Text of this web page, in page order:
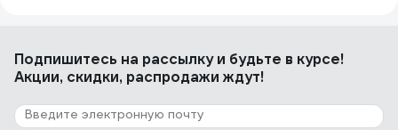
Подпишитесь на рассылкуи будьте в курсе!
Акции, скидки, распродажи ждут!